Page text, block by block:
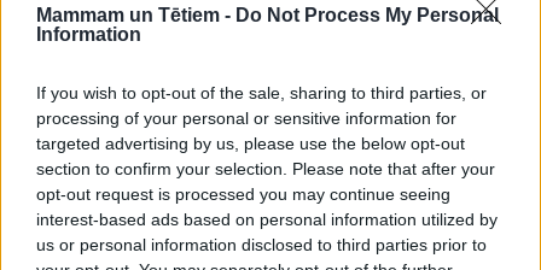
Mammam un Tētiem - Do Not Process My Personal
Information
If you wish to opt-out of the sale, sharing to third parties, or
processing of your personal or sensitive information for
targeted advertising by us, please use the below opt-out
section to confirm your selection. Please note that after your
opt-out request is processed you may continue seeing
interest-based ads based on personal information utilized by
us or personal information disclosed to third parties prior to
Svaiga bērzu sula
Cukurs
Rozīnes
Gatavošana:
1. variants